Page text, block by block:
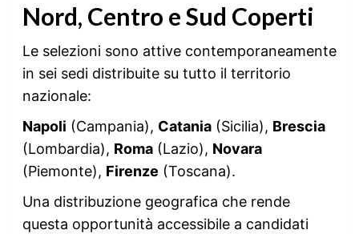
Nord, Centro e Sud Coperti
Le selezioni sono attive contemporaneamente
in sei sedi distribuite su tutto il territorio
nazionale:
Napoli (Campania), Catania(Sicilia), Brescia
(Lombardia), Roma(Lazio), Novara
(Piemonte), Firenze (Toscana).
Una distribuzione geografica che rende
questa opportunità accessibile a candidati